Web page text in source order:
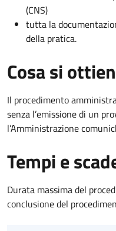
(CNS)
tutta la
della pratica.
Cosa si
Il procedimento
senza l’emissione di un
l’Amministrazione
Tempi e
Durata massima del
conclusione del